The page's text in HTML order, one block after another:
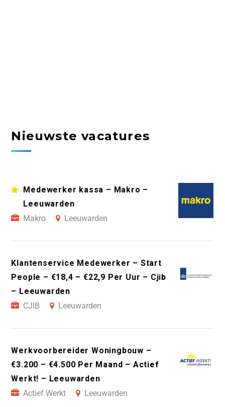
Nieuwste vacatures
Medewerker kassa – Makro –
Leeuwarden
Makro
Leeuwarden
Klantenservice Medewerker – Start
People – €18,4 – €22,9 Per Uur – Cjib
– Leeuwarden
CJIB
Leeuwarden
Werkvoorbereider Woningbouw –
€3.200 – €4.500 Per Maand – Actief
Werkt! – Leeuwarden
Actief Werkt
Leeuwarden